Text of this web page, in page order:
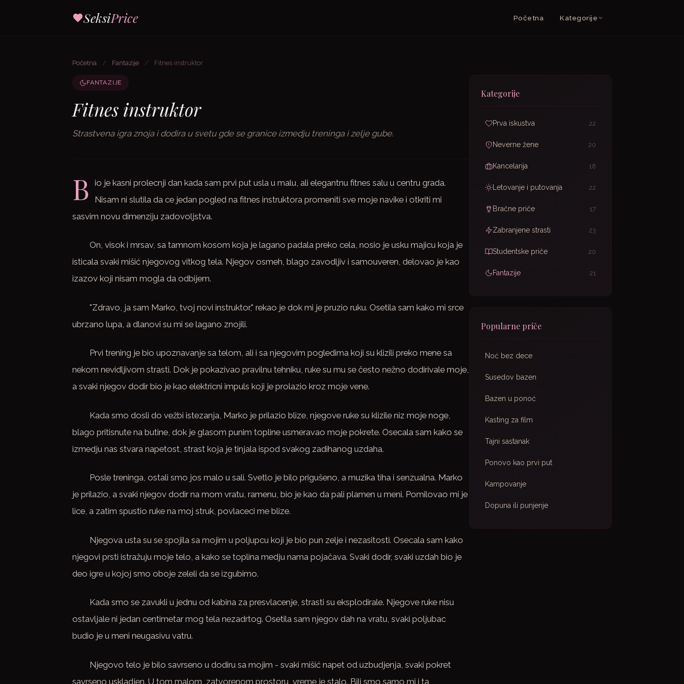
SeksiPrice Početna Kategorije
Početna / Fantazije / Fitnes instruktor
FANTAZIJE
Fitnes instruktor
Strastvena igra znoja i dodira u svetu gde se granice izmedju treninga i zelje gube.
B io je kasni prolecnji dan kada sam prvi put usla u malu, ali elegantnu fitnes salu u centru grada.
Nisam ni slutila da ce jedan pogled na fitnes instruktora promeniti sve moje navike i otkriti mi
sasvim novu dimenziju zadovoljstva.
On, visok i mrsav, sa tamnom kosom koja je lagano padala preko cela, nosio je usku majicu koja je
isticala svaki mišić njegovog vitkog tela. Njegov osmeh, blago zavodljiv i samouveren, delovao je kao
izazov koji nisam mogla da odbijem.
"Zdravo, ja sam Marko, tvoj novi instruktor," rekao je dok mi je pruzio ruku. Osetila sam kako mi srce
ubrzano lupa, a dlanovi su mi se lagano znojili.
Prvi trening je bio upoznavanje sa telom, ali i sa njegovim pogledima koji su klizili preko mene sa
nekom nevidljivom strasti. Dok je pokazivao pravilnu tehniku, ruke su mu se često nežno dodirivale moje,
a svaki njegov dodir bio je kao elektricni impuls koji je prolazio kroz moje vene.
Kada smo dosli do vežbi istezanja, Marko je prilazio blize, njegove ruke su klizile niz moje noge,
blago pritisnute na butine, dok je glasom punim topline usmeravao moje pokrete. Osecala sam kako se
izmedju nas stvara napetost, strast koja je tinjala ispod svakog zadihanog uzdaha.
Posle treninga, ostali smo jos malo u sali. Svetlo je bilo prigušeno, a muzika tiha i senzualna. Marko
je prilazio, a svaki njegov dodir na mom vratu, ramenu, bio je kao da pali plamen u meni. Pomilovao mi je
lice, a zatim spustio ruke na moj struk, povlaceci me blize.
Njegova usta su se spojila sa mojim u poljupcu koji je bio pun zelje i nezasitosti. Osecala sam kako
njegovi prsti istražuju moje telo, a kako se toplina medju nama pojačava. Svaki dodir, svaki uzdah bio je
deo igre u kojoj smo oboje zeleli da se izgubimo.
Kada smo se zavukli u jednu od kabina za presvlacenje, strasti su eksplodirale. Njegove ruke nisu
ostavljale ni jedan centimetar mog tela nezadrtog. Osetila sam njegov dah na vratu, svaki poljubac
budio je u meni neugasivu vatru.
Njegovo telo je bilo savrseno u dodiru sa mojim - svaki mišić napet od uzbudjenja, svaki pokret
savrseno uskladjen. U tom malom, zatvorenom prostoru, vreme je stalo. Bili smo samo mi i ta
Kategorije
Prva iskustva 22
Neverne žene 20
Kancelarija 18
Letovanje i putovanja 22
Bračne priče 17
Zabranjene strasti 23
Studentske priče 20
Fantazije 21
Popularne priče
Noć bez dece
Susedov bazen
Bazen u ponoć
Kasting za film
Tajni sastanak
Ponovo kao prvi put
Kampovanje
Dopuna ili punjenje